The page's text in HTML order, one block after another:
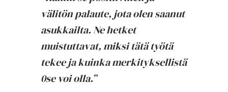
välitön palaute, jota olen saanut
asukkailta. Ne hetket
muistuttavat, miksi tätä työtä
tekee ja kuinka merkityksellistä
0se voi olla.”